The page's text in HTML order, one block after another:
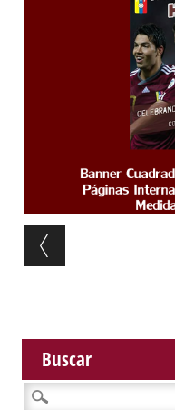
Post
Buscar
Buscar: